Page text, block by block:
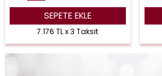
SEPETE EKLE
7.176 TL x 3 Taksit